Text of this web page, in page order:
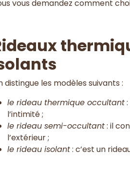
vous demandez comment
distingue les modèles suivants :
le rideau thermique occultant:
l’intimité ;
le rideau semi-occultant: il
l’extérieur ;
le rideau isolant: c’est un